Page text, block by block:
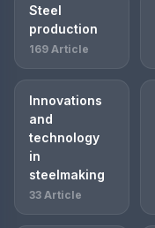
Steel
production
169 Article
Innovations
and
technology
in
steelmaking
33 Article